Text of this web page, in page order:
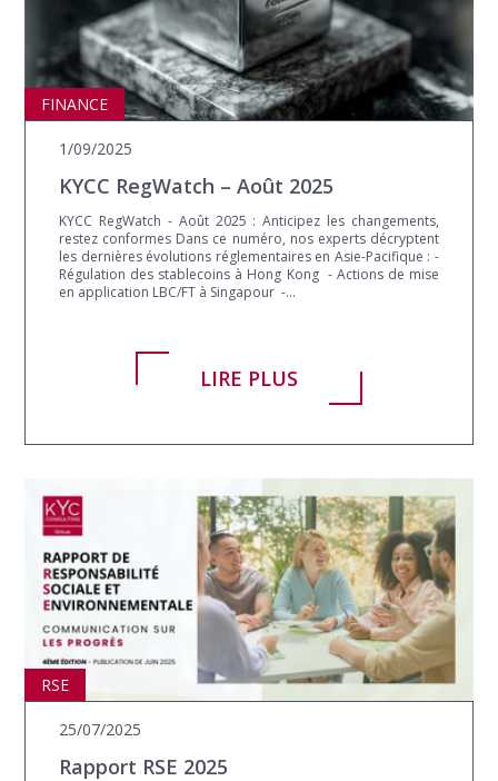
KYCC RegWatch – Août 2025
1/09/2025
ASIA
FINANCE
KYCC RegWatch - Août 2025 : Anticipez les changements,
restez conformes Dans ce numéro, nos experts décryptent
les dernières évolutions réglementaires en Asie-Pacifique : -
Régulation des stablecoins à Hong Kong - Actions de mise
en application LBC/FT à Singapour -...
LIRE PLUS
Rapport RSE 2025
25/07/2025
RSE